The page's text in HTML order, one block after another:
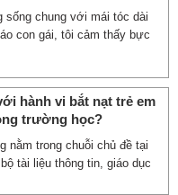
sống chung với mái tóc dài
con gái, tôi cảm thấy bực
hành vi bắt nạt trẻ em
trường học?
nằm trong chuỗi chủ đề tại
tài liệu thông tin, giáo dục